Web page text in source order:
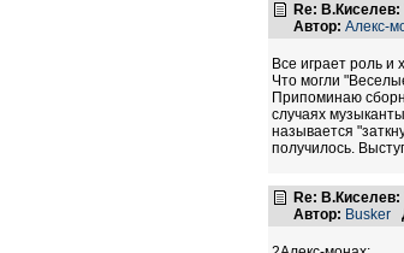
Re:
Автор: Алекс-
Все играет роль и
Что могли
Припоминаю
случаях
называется
получилось.
Re:
Автор: Busker